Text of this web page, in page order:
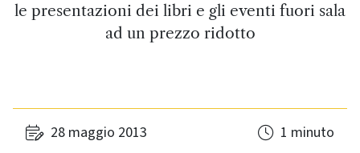
le presentazioni dei libri e gli eventi fuori sala
ad un prezzo ridotto
28 maggio 2013 1 minuto